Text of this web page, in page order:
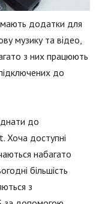
додатки для
музику та відео,
з них працюють
до
до
Хоча доступні
набагато
більшість
з